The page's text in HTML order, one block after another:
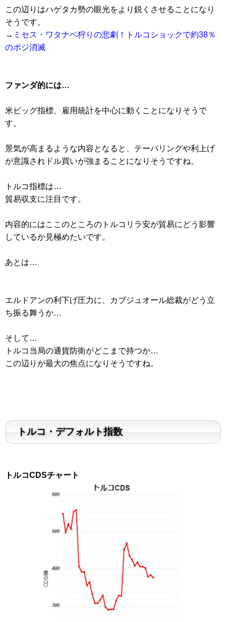
この辺りはハゲタカ勢の眼光をより鋭くさせることになり
そうです。
→ ミセス・ワタナベ狩りの悲劇！トルコショックで約38％
のポジ消滅
ファンダ的には…
米ビッグ指標、雇用統計を中心に動くことになりそうで
す。
景気が高まるような内容となると、テーパリングや利上げ
が意識されドル買いが強まることになりそうですね。
トルコ指標は…
貿易収支に注目です。
内容的にはここのところのトルコリラ安が貿易にどう影響
しているか見極めたいです。
あとは…
エルドアンの利下げ圧力に、カブジュオール総裁がどう立
ち振る舞うか…
そして…
トルコ当局の通貨防衛がどこまで持つか…
この辺りが最大の焦点になりそうですね。
トルコ・デフォルト指数
トルコCDSチャート